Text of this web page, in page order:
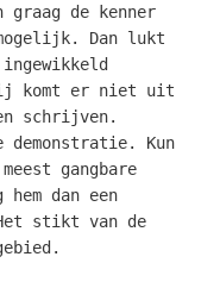
de kenner
Dan lukt
jij komt er niet uit
schrijven.
demonstratie. Kun
gangbare
dan een
stikt van de